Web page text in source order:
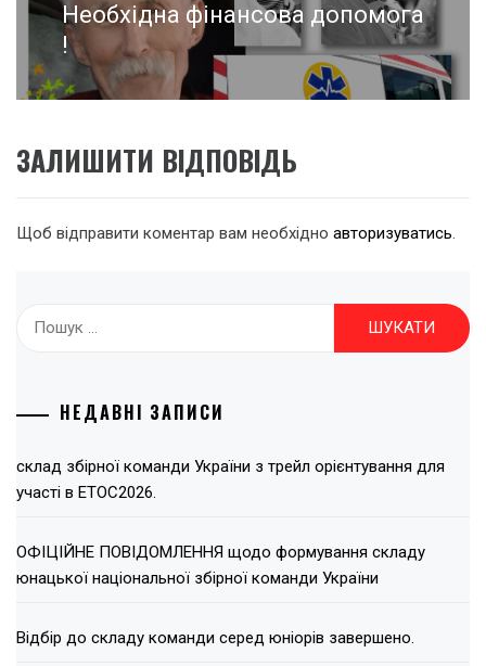
Наступний
запис:
Необхідна фінансова допомога
!
ЗАЛИШИТИ ВІДПОВІДЬ
Щоб відправити коментар вам необхідно авторизуватись.
НЕДАВНІ ЗАПИСИ
склад збірної команди України з трейл орієнтування для
участі в ЕТОС2026.
ОФІЦІЙНЕ ПОВІДОМЛЕННЯ щодо формування складу
юнацької національної збірної команди України
Відбір до складу команди серед юніорів завершено.